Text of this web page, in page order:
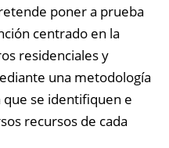
poner a prueba
centrado en la
residenciales y
una metodología
se identifiquen e
recursos de cada